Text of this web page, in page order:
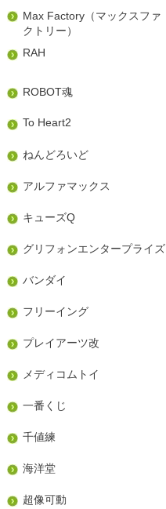
Max Factory（マックスファ
クトリー）
RAH
ROBOT魂
To Heart2
ねんどろいど
アルファマックス
キューズQ
グリフォンエンタープライズ
バンダイ
フリーイング
プレイアーツ改
メディコムトイ
一番くじ
千値練
海洋堂
超像可動